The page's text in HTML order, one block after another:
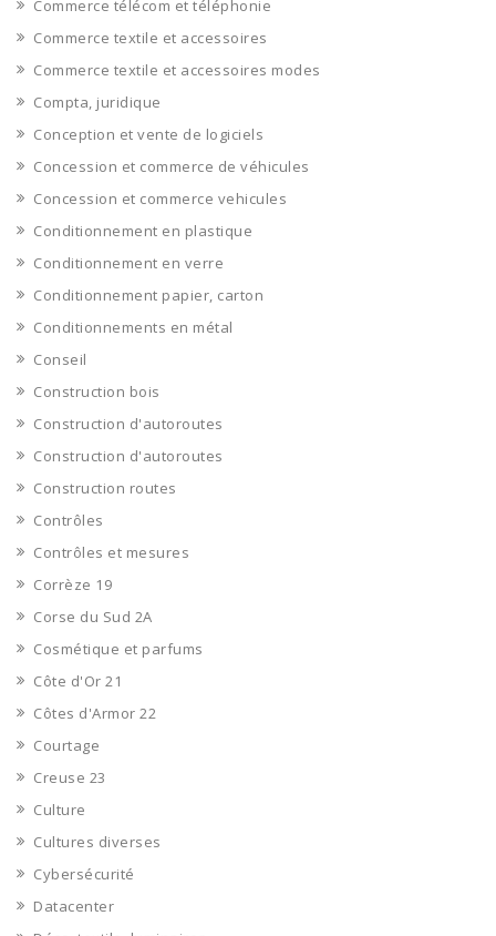
Commerce télécom et téléphonie
Commerce textile et accessoires
Commerce textile et accessoires modes
Compta, juridique
Conception et vente de logiciels
Concession et commerce de véhicules
Concession et commerce vehicules
Conditionnement en plastique
Conditionnement en verre
Conditionnement papier, carton
Conditionnements en métal
Conseil
Construction bois
Construction d'autoroutes
Construction d'autoroutes
Construction routes
Contrôles
Contrôles et mesures
Corrèze 19
Corse du Sud 2A
Cosmétique et parfums
Côte d'Or 21
Côtes d'Armor 22
Courtage
Creuse 23
Culture
Cultures diverses
Cybersécurité
Datacenter